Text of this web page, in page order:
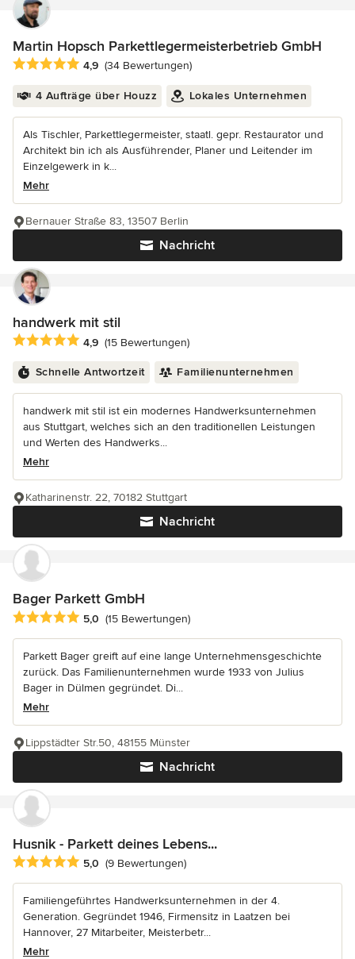
Martin Hopsch Parkettlegermeisterbetrieb GmbH
Durchschnittliche Bewertung: 4.9 von 5 Sternen
4,9 (34 Bewertungen)
4 Aufträge über Houzz Lokales Unternehmen
Als Tischler, Parkettlegermeister, staatl. gepr. Restaurator und
Architekt bin ich als Ausführender, Planer und Leitender im
Einzelgewerk in k...
Mehr
Nachricht
Bernauer Straße 83, 13507 Berlin
handwerk mit stil
Durchschnittliche Bewertung: 4.9 von 5 Sternen
4,9 (15 Bewertungen)
Schnelle Antwortzeit Familienunternehmen
handwerk mit stil ist ein modernes Handwerksunternehmen
aus Stuttgart, welches sich an den traditionellen Leistungen
und Werten des Handwerks...
Mehr
Nachricht
Katharinenstr. 22, 70182 Stuttgart
Bager Parkett GmbH
Durchschnittliche Bewertung: 5 von 5 Sternen
5,0 (15 Bewertungen)
Parkett Bager greift auf eine lange Unternehmensgeschichte
zurück. Das Familienunternehmen wurde 1933 von Julius
Bager in Dülmen gegründet. Di...
Mehr
Nachricht
Lippstädter Str.50, 48155 Münster
Husnik - Parkett deines Lebens...
Durchschnittliche Bewertung: 5 von 5 Sternen
5,0 (9 Bewertungen)
Familiengeführtes Handwerksunternehmen in der 4.
Generation. Gegründet 1946, Firmensitz in Laatzen bei
Hannover, 27 Mitarbeiter, Meisterbetr...
Mehr